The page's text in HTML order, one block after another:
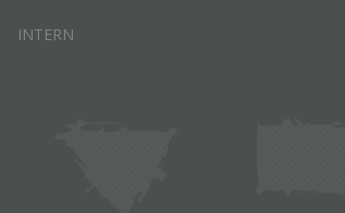
INTERN